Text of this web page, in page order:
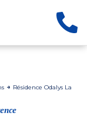
Résidence Odalys La